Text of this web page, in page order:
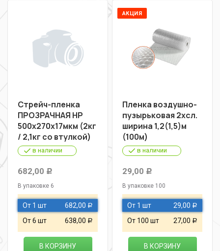
Стрейч-пленка
ПРОЗРАЧНАЯ НР
500х270х17мкм (2кг
/ 2,1кг со втулкой)
в наличии
682,00 Р
В упаковке 6
От 1 шт 682,00 Р
От 6 шт 638,00 Р
В КОРЗИНУ
АКЦИЯ
Пленка воздушно-
пузырьковая 2хсл.
ширина 1,2(1,5)м
(100м)
в наличии
29,00 Р
В упаковке 100
От 1 шт 29,00 Р
От 100 шт 27,00 Р
В КОРЗИНУ